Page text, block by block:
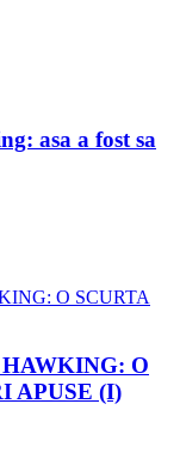
asa a fost sa
O
APUSE (I)